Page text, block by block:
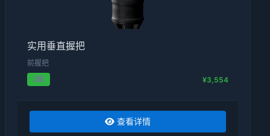
实用垂直握把
前握把
2级
¥3,554
查看详情